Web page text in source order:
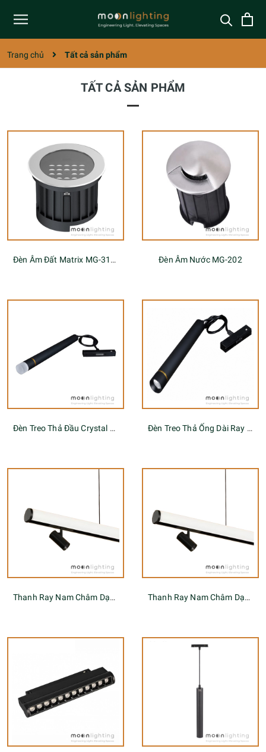
Trang chủ Tất cả sản phẩm
TẤT CẢ SẢN PHẨM
Đèn Âm Đất Matrix MG-310A Series Đèn Âm Nước MG-202
Đèn Treo Thả Đầu Crystal Ray Nam Châm Đèn Treo Thả Ống Dài Ray Nam Châm
Thanh Ray Nam Châm Dạng Ống Tuýp Tròn 2 Đầu Kết Nối S20 Thanh Ray Nam Châm Dạng Ống Tuýp Tròn 1 Chiều S20